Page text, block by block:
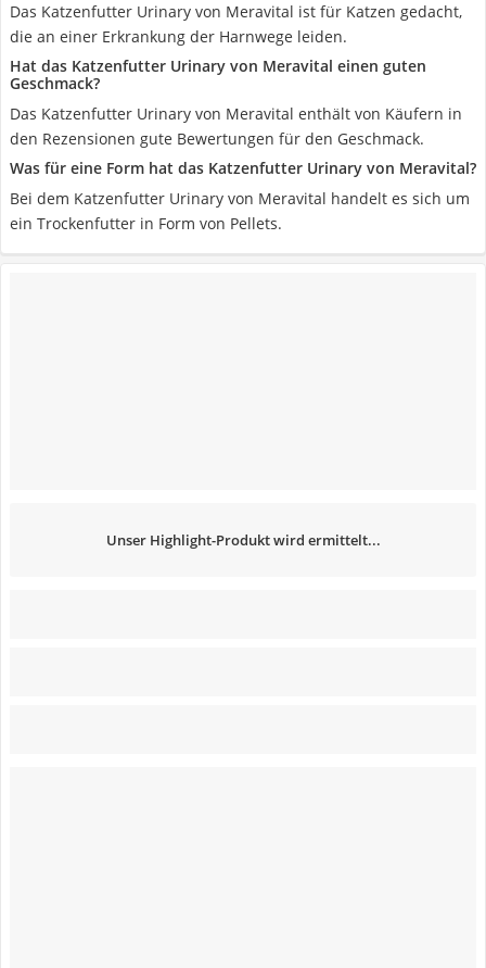
Das Katzenfutter Urinary von Meravital ist für Katzen gedacht,
die an einer Erkrankung der Harnwege leiden.
Hat das Katzenfutter Urinary von Meravital einen guten
Geschmack?
Das Katzenfutter Urinary von Meravital enthält von Käufern in
den Rezensionen gute Bewertungen für den Geschmack.
Was für eine Form hat das Katzenfutter Urinary von Meravital?
Bei dem Katzenfutter Urinary von Meravital handelt es sich um
ein Trockenfutter in Form von Pellets.
Unser Highlight-Produkt wird ermittelt...